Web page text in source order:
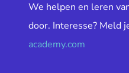
We helpen en leren
door. Interesse? Meld
academy.com